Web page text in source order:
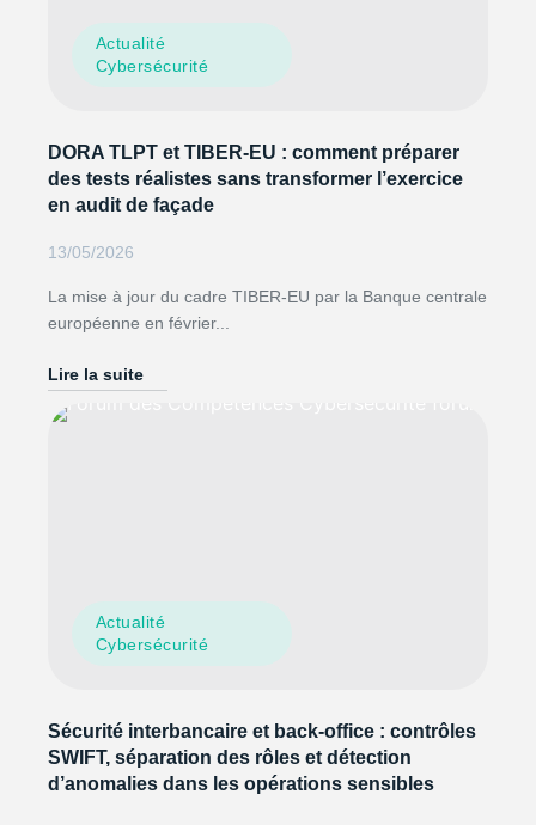
Actualité
Cybersécurité
DORA TLPT et TIBER-EU : comment préparer
des tests réalistes sans transformer l’exercice
en audit de façade
13/05/2026
La mise à jour du cadre TIBER-EU par la Banque centrale
européenne en février...
Lire la suite
Actualité
Cybersécurité
Sécurité interbancaire et back-office : contrôles
SWIFT, séparation des rôles et détection
d’anomalies dans les opérations sensibles